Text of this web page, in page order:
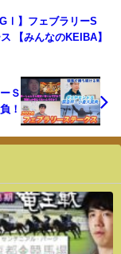
GⅠ】フェブラリーS
東京 ダート 1600m 2026 レース 【みんなのKEIBA】
Ｓ
！